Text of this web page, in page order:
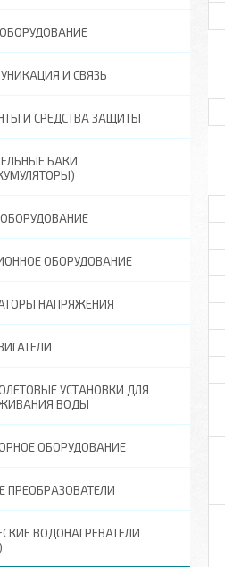
И СВЯЗЬ
И СРЕДСТВА ЗАЩИТЫ
БАКИ
ОБОРУДОВАНИЕ
НАПРЯЖЕНИЯ
УСТАНОВКИ ДЛЯ
ВОДЫ
ОБОРУДОВАНИЕ
ПРЕОБРАЗОВАТЕЛИ
ВОДОНАГРЕВАТЕЛИ